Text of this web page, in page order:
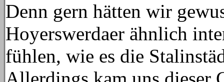
Denn gern hätten wir
Hoyerswerdaer ähnlich
fühlen, wie es die